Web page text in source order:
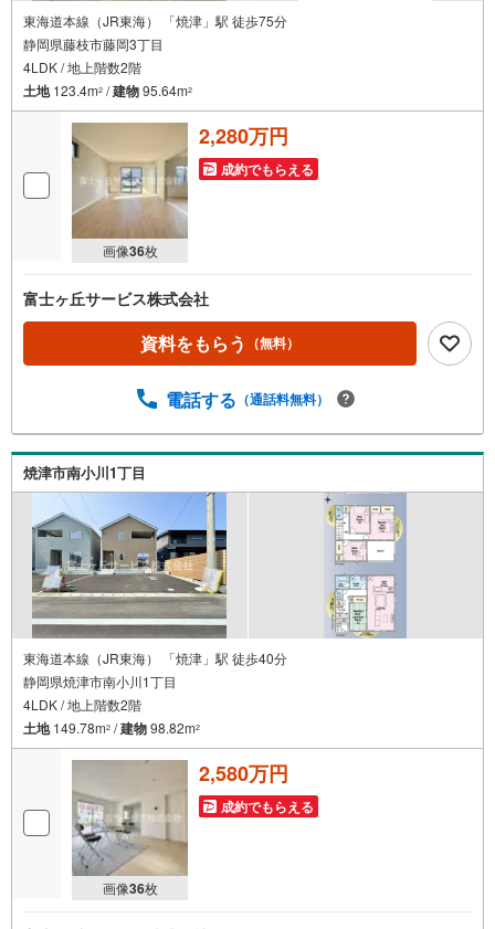
東海道本線（JR東海） 「焼津」駅 徒歩75分
静岡県藤枝市藤岡3丁目
4LDK / 地上階数2階
土地123.4m2 /建物95.64m2
画像36枚
2,280万円
成約でもらえる
富士ヶ丘サービス株式会社
資料をもらう （無料）
電話する （通話料無料）
焼津市南小川1丁目
東海道本線（JR東海） 「焼津」駅 徒歩40分
静岡県焼津市南小川1丁目
4LDK / 地上階数2階
土地149.78m2 /建物98.82m2
画像36枚
2,580万円
成約でもらえる